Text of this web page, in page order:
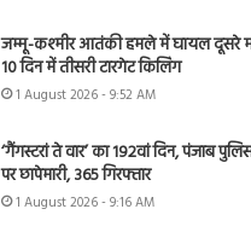
जम्मू-कश्मीर आतंकी हमले में घायल दूसरे
10 दिन में तीसरी टारगेट किलिंग
1 August 2026 - 9:52 AM
‘गैंगस्टरां ते वार’ का 192वां दिन, पंजाब
पर छापेमारी, 365 गिरफ्तार
1 August 2026 - 9:16 AM